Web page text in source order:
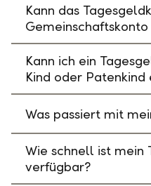
Kann das
Kann ich ein
Kind oder Patenkind
Was passiert mit
Wie schnell ist mein
verfügbar?